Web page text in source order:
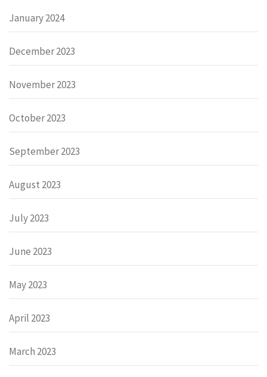
January 2024
December 2023
November 2023
October 2023
September 2023
August 2023
July 2023
June 2023
May 2023
April 2023
March 2023